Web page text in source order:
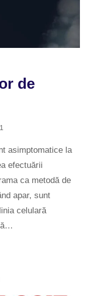
de
asimptomatice la
efectuării
ca metodă de
apar, sunt
celulară